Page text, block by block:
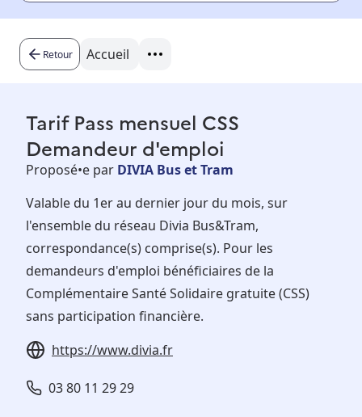
Besoin d'aide ?
Retour Accueil
Tarif Pass mensuel CSS
Demandeur d'emploi
Proposé•e par DIVIA Bus et Tram
Valable du 1er au dernier jour du mois, sur
l'ensemble du réseau Divia Bus&Tram,
correspondance(s) comprise(s). Pour les
demandeurs d'emploi bénéficiaires de la
Complémentaire Santé Solidaire gratuite (CSS)
sans participation financière.
https://www.divia.fr
03 80 11 29 29